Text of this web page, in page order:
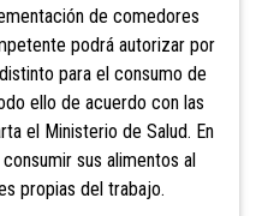
de comedores
podrá autorizar por
para el consumo de
ello de acuerdo con las
el Ministerio de Salud. En
sus alimentos al
propias del trabajo.